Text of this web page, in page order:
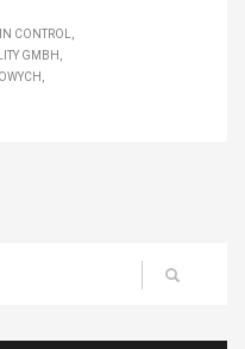
CONTROL
GMBH